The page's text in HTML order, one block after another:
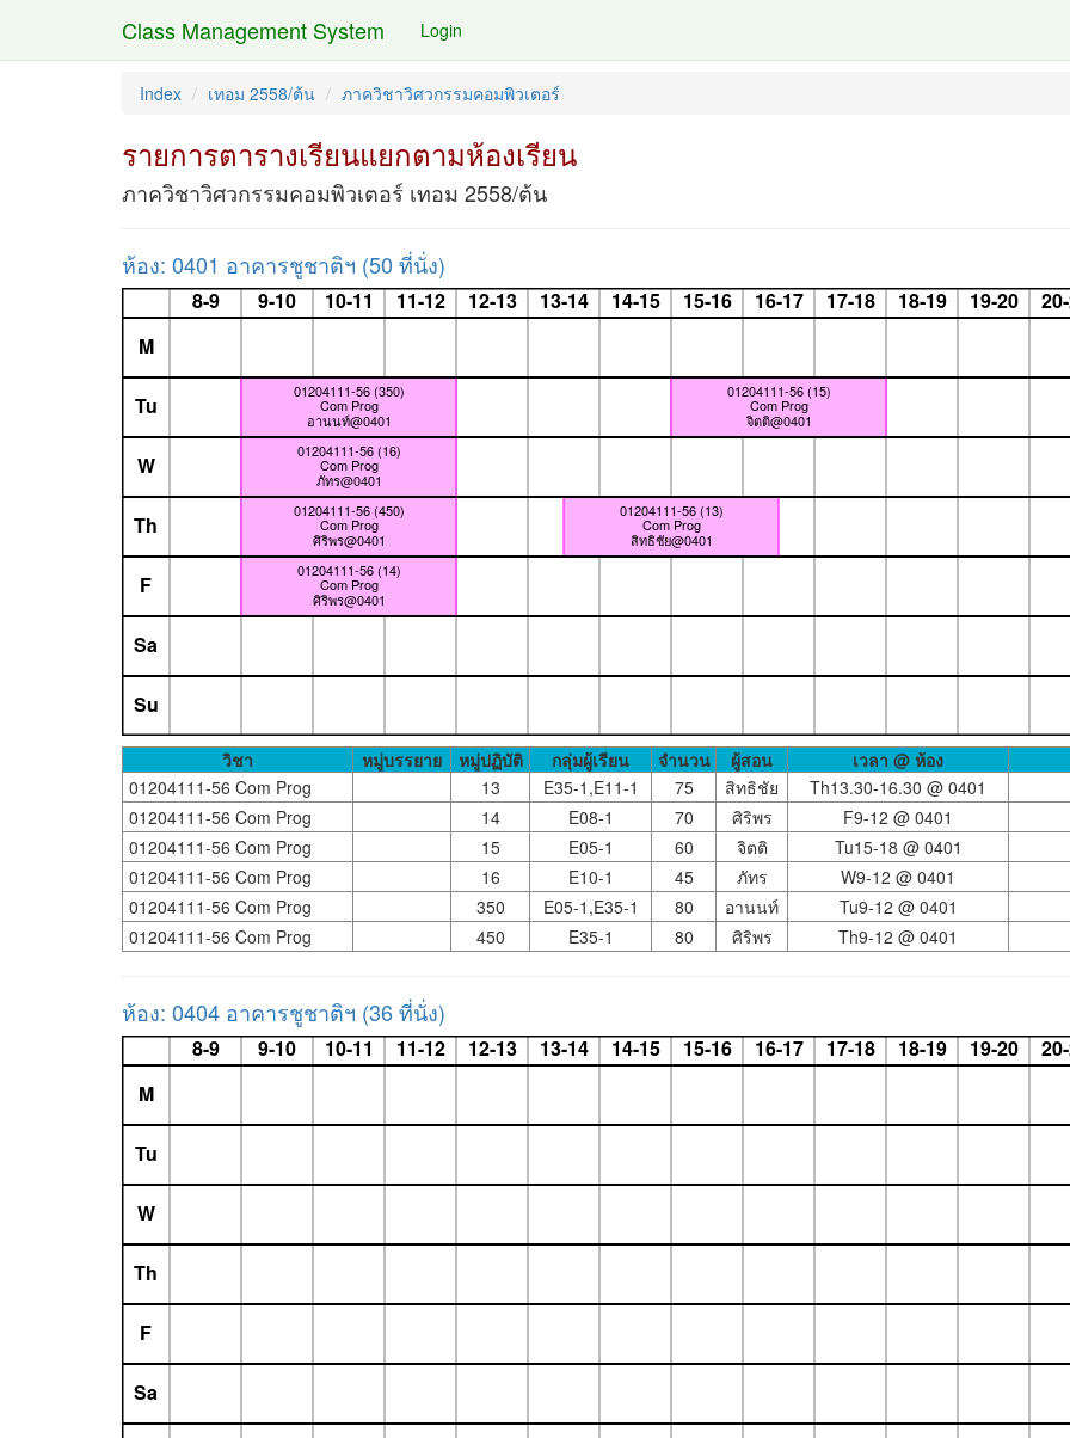
Class Management System Login
Index เทอม 2558/ต้น ภาควิชาวิศวกรรมคอมพิวเตอร์
รายการตารางเรียนแยกตามห้องเรียน
ภาควิชาวิศวกรรมคอมพิวเตอร์ เทอม 2558/ต้น
ห้อง: 0401 อาคารชูชาติฯ (50 ที่นั่ง)
8-9 9-10 10-11 11-12 12-13 13-14 14-15 15-16 16-17 17-18 18-19 19-20
01204111-56 (13)
Com Prog
สิทธิชัย@0401
01204111-56 (14)
Com Prog
ศิริพร@0401
01204111-56 (15)
Com Prog
จิตติ@0401
01204111-56 (16)
Com Prog
ภัทร@0401
01204111-56 (350)
Com Prog
อานนท์@0401
01204111-56 (450)
Com Prog
ศิริพร@0401
M
Tu
W
Th
F
Sa
Su
วิชา หมู่บรรยาย หมู่ปฏิบัติ กลุ่มผู้เรียน จำนวน ผู้สอน
เวลา @ ห้อง
01204111-56 Com Prog
13 E35-1,E11-1 75 สิทธิชัย Th13.30-16.30 @ 0401
01204111-56 Com Prog
14 E08-1 70 ศิริพร F9-12 @ 0401
01204111-56 Com Prog
15 E05-1 60 จิตติ Tu15-18 @ 0401
01204111-56 Com Prog
16 E10-1 45 ภัทร W9-12 @ 0401
01204111-56 Com Prog
350 E05-1,E35-1 80 อานนท์ Tu9-12 @ 0401
01204111-56 Com Prog
450 E35-1 80 ศิริพร Th9-12 @ 0401
ห้อง: 0404 อาคารชูชาติฯ (36 ที่นั่ง)
8-9 9-10 10-11 11-12 12-13 13-14 14-15 15-16 16-17 17-18 18-19 19-20
M
Tu
W
Th
F
Sa